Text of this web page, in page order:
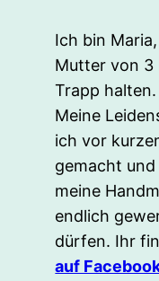
Ich bin
Mutter von 3
Trapp halten.
Meine
ich vor
gemacht
meine
endlich
dürfen. Ihr
auf